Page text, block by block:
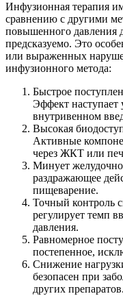
Инфузионная терапия
сравнению с другими
повышенного давления
предсказуемо. Это
или выраженных
инфузионного метода:
Быстрое
Эффект наступает
внутривенном
Высокая
Активные
через ЖКТ или
Минует
раздражающее
пищеварение.
Точный контроль
регулирует темп
давления.
Равномерное
постепенное,
Снижение
безопасен при
других препаратов.